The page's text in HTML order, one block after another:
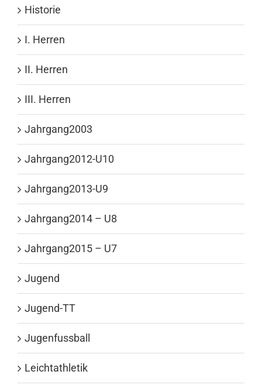
Historie
I. Herren
II. Herren
III. Herren
Jahrgang2003
Jahrgang2012-U10
Jahrgang2013-U9
Jahrgang2014 – U8
Jahrgang2015 – U7
Jugend
Jugend-TT
Jugenfussball
Leichtathletik